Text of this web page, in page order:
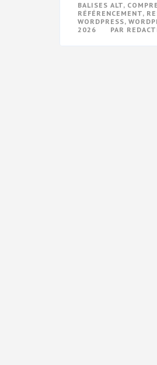
BALISES ALT,
RÉFÉRENCEMENT,
WORDPRESS,
2026
PAR